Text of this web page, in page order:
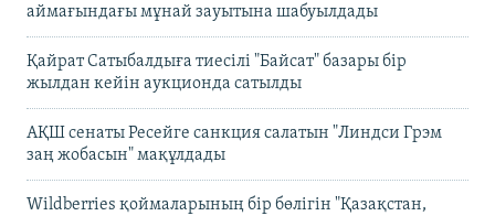
аймағындағы мұнай зауытына шабуылдады
Қайрат Сатыбалдыға тиесілі "Байсат" базары бір
жылдан кейін аукционда сатылды
АҚШ сенаты Ресейге санкция салатын "Линдси Грэм
заң жобасын" мақұлдады
Wildberries қоймаларының бір бөлігін "Қазақстан,